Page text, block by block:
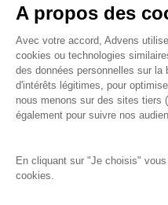
A propos des
Avec votre accord, Advens
cookies ou technologies
des données personnelles sur la
d'intérêts légitimes, pour
nous menons sur des sites tiers
également pour suivre nos
En cliquant sur "Je choisis"
cookies.
définit le mieux. Plus que
agissons, collectivement,
d’aujourd’hui... et de
En savoir plus